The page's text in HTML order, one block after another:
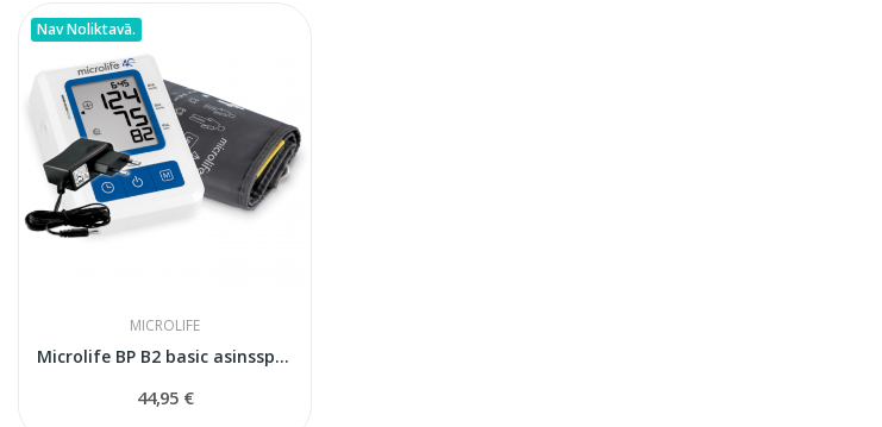
Nav Noliktavā.
MICROLIFE
Microlife BP B2 basic asinsspiediena mērītājs
44,95 €